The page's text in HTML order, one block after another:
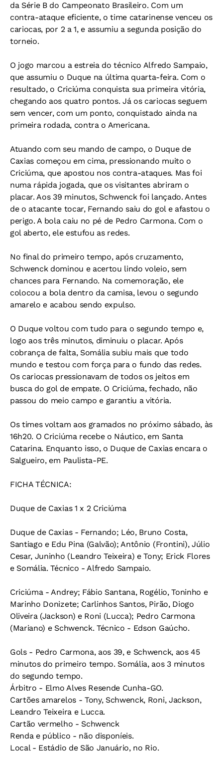
da Série B do Campeonato Brasileiro. Com um
contra-ataque eficiente, o time catarinense venceu os
cariocas, por 2 a 1, e assumiu a segunda posição do
torneio.
O jogo marcou a estreia do técnico Alfredo Sampaio,
que assumiu o Duque na última quarta-feira. Com o
resultado, o Criciúma conquista sua primeira vitória,
chegando aos quatro pontos. Já os cariocas seguem
sem vencer, com um ponto, conquistado ainda na
primeira rodada, contra o Americana.
Atuando com seu mando de campo, o Duque de
Caxias começou em cima, pressionando muito o
Criciúma, que apostou nos contra-ataques. Mas foi
numa rápida jogada, que os visitantes abriram o
placar. Aos 39 minutos, Schwenck foi lançado. Antes
de o atacante tocar, Fernando saiu do gol e afastou o
perigo. A bola caiu no pé de Pedro Carmona. Com o
gol aberto, ele estufou as redes.
No final do primeiro tempo, após cruzamento,
Schwenck dominou e acertou lindo voleio, sem
chances para Fernando. Na comemoração, ele
colocou a bola dentro da camisa, levou o segundo
amarelo e acabou sendo expulso.
O Duque voltou com tudo para o segundo tempo e,
logo aos três minutos, diminuiu o placar. Após
cobrança de falta, Somália subiu mais que todo
mundo e testou com força para o fundo das redes.
Os cariocas pressionavam de todos os jeitos em
busca do gol de empate. O Criciúma, fechado, não
passou do meio campo e garantiu a vitória.
Os times voltam aos gramados no próximo sábado, às
16h20. O Criciúma recebe o Náutico, em Santa
Catarina. Enquanto isso, o Duque de Caxias encara o
Salgueiro, em Paulista-PE.
FICHA TÉCNICA:
Duque de Caxias 1 x 2 Criciúma
Duque de Caxias - Fernando; Léo, Bruno Costa,
Santiago e Edu Pina (Galvão); Antônio (Frontini), Júlio
Cesar, Juninho (Leandro Teixeira) e Tony; Erick Flores
e Somália. Técnico - Alfredo Sampaio.
Criciúma - Andrey; Fábio Santana, Rogélio, Toninho e
Marinho Donizete; Carlinhos Santos, Pirão, Diogo
Oliveira (Jackson) e Roni (Lucca); Pedro Carmona
(Mariano) e Schwenck. Técnico - Edson Gaúcho.
Gols - Pedro Carmona, aos 39, e Schwenck, aos 45
minutos do primeiro tempo. Somália, aos 3 minutos
do segundo tempo.
Árbitro - Elmo Alves Resende Cunha-GO.
Cartões amarelos - Tony, Schwenck, Roni, Jackson,
Leandro Teixeira e Lucca.
Cartão vermelho - Schwenck
Renda e público - não disponíeis.
Local - Estádio de São Januário, no Rio.